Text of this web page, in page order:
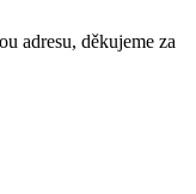
adresu, děkujeme za